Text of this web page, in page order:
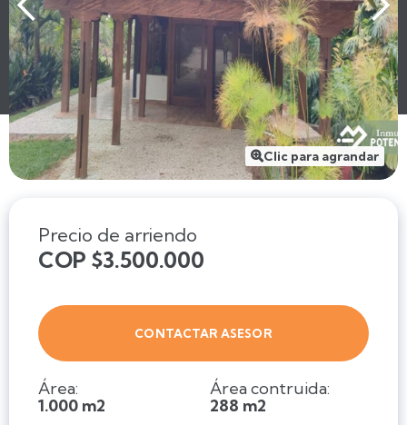
Clic para agrandar
Precio de arriendo
COP $3.500.000
CONTACTAR ASESOR
Área:
1.000 m2
Área contruida:
288 m2